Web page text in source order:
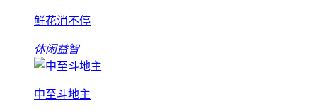
鲜花消不停
休闲益智
中至斗地主